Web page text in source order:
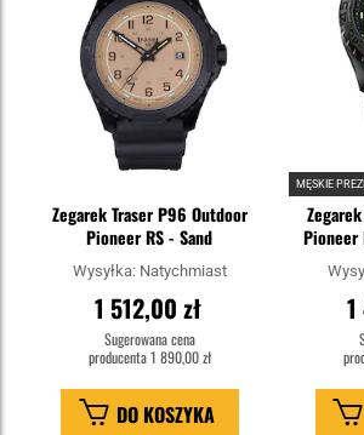
Zegarek Traser P96 Outdoor
Pioneer RS - Sand
Wysyłka: Natychmiast
1 512,00 zł
Sugerowana cena
producenta1 890,00 zł
DO KOSZYKA
MĘSKIE
Pioneer